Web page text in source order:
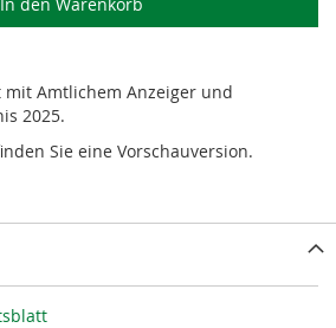
mit Amtlichem Anzeiger und
2025.
Sie eine Vorschauversion.